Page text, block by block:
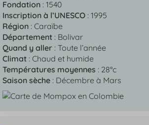
Fondation : 1540
Inscription à l’UNESCO : 1995
Région : Caraïbe
Département : Bolivar
Quand y aller : Toute l’année
Climat : Chaud et humide
Températures moyennes : 28°c
Saison sèche : Décembre à Mars